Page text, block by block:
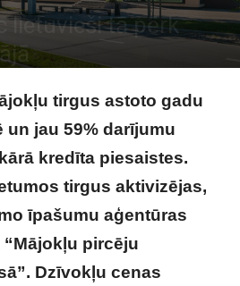
lietuvieši tā pērk
tirgus astoto gadu
un jau 59% darījumu
kredīta piesaistes.
tirgus aktivizējas,
īpašumu aģentūras
pircēju
Dzīvokļu cenas